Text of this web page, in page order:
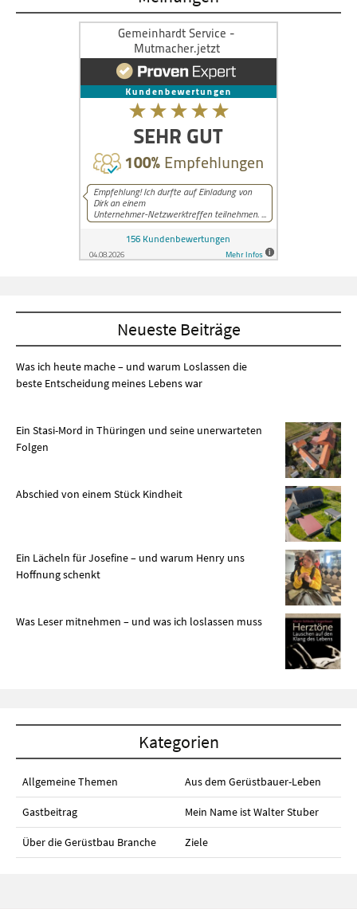
Neueste Beiträge
Was ich heute mache – und warum Loslassen die
beste Entscheidung meines Lebens war
Ein Stasi-Mord in Thüringen und seine unerwarteten
Folgen
Abschied von einem Stück Kindheit
Ein Lächeln für Josefine – und warum Henry uns
Hoffnung schenkt
Was Leser mitnehmen – und was ich loslassen muss
Kategorien
Allgemeine Themen Aus dem Gerüstbauer-Leben
Gastbeitrag Mein Name ist Walter Stuber
Über die Gerüstbau Branche Ziele